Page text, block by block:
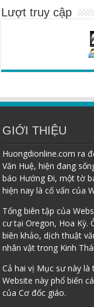
Lượt truy cập
GIỚI THIỆU
Huongdionline.com ra
Văn Huệ, hiện đang
báo Hướng Đi, một tờ
hiện nay là cố vấn của
Tổng biên tập của
cư tại Oregon, Hoa Kỳ.
biên khảo, dịch thuật
nhân vật trong Kinh
Cả hai vị Mục sư này
Website này phổ biến
của Cơ đốc giáo.